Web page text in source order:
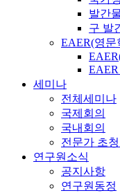
발간
구 발
EAER(영문
EAER
세미나
전체세미나
국제회의
국내회의
전문가 초
연구원소식
공지사항
연구원동정